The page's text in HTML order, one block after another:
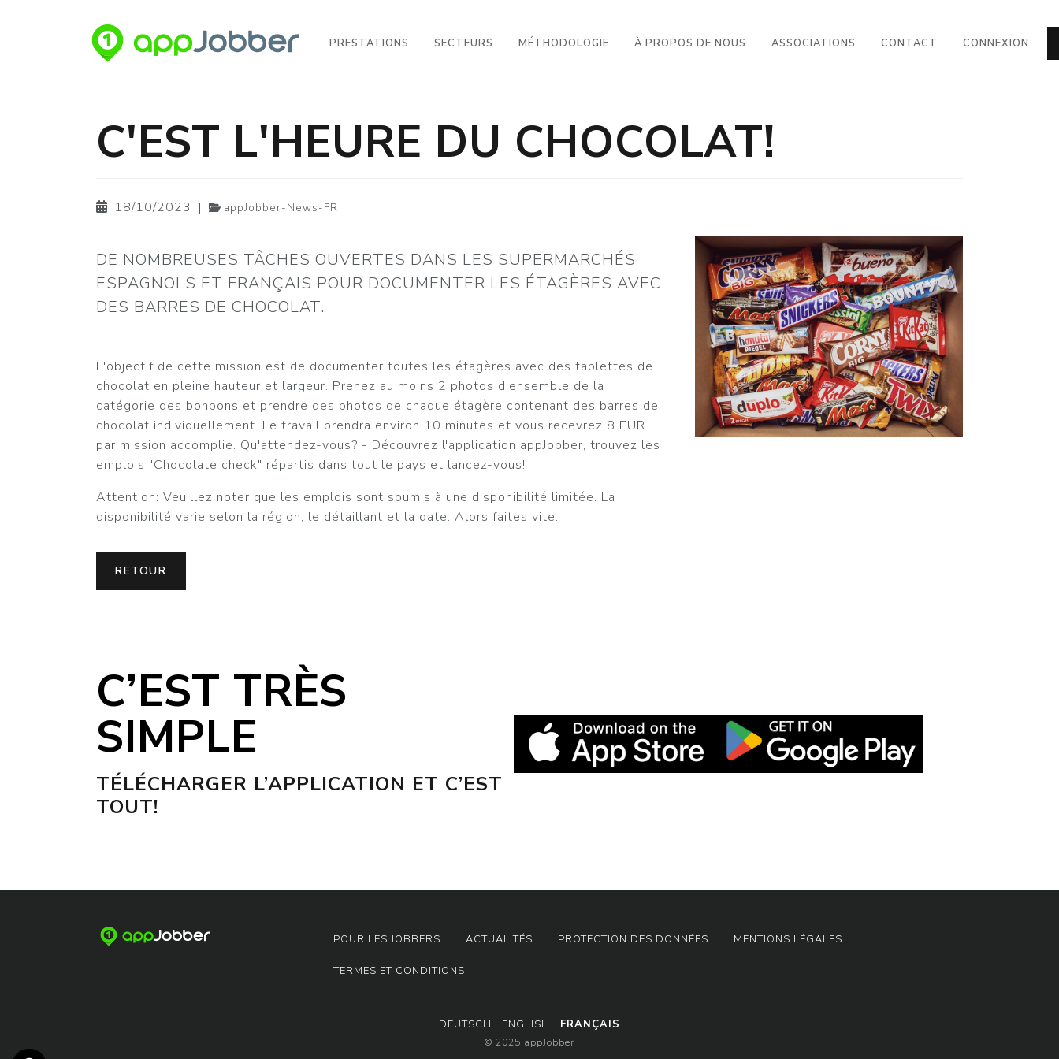
PRESTATIONS SECTEURS MÉTHODOLOGIE À PROPOS DE NOUS ASSOCIATIONS CONTACT CONNEXION
C'EST L'HEURE DU CHOCOLAT!
18/10/2023 | appJobber-News-FR
DE NOMBREUSES TÂCHES OUVERTES DANS LES SUPERMARCHÉS
ESPAGNOLS ET FRANÇAIS POUR DOCUMENTER LES ÉTAGÈRES AVEC
DES BARRES DE CHOCOLAT.
L'objectif de cette mission est de documenter toutes les étagères avec des tablettes de
chocolat en pleine hauteur et largeur. Prenez au moins 2 photos d'ensemble de la
catégorie des bonbons et prendre des photos de chaque étagère contenant des barres de
chocolat individuellement. Le travail prendra environ 10 minutes et vous recevrez 8 EUR
par mission accomplie. Qu'attendez-vous? - Découvrez l'application appJobber, trouvez les
emplois "Chocolate check" répartis dans tout le pays et lancez-vous!
Attention: Veuillez noter que les emplois sont soumis à une disponibilité limitée. La
disponibilité varie selon la région, le détaillant et la date. Alors faites vite.
RETOUR
C’EST TRÈS
SIMPLE
TÉLÉCHARGER L’APPLICATION ET C’EST
TOUT!
POUR LES JOBBERS ACTUALITÉS PROTECTION DES DONNÉES MENTIONS LÉGALES
TERMES ET CONDITIONS
DEUTSCH ENGLISH FRANÇAIS
© 2025 appJobber